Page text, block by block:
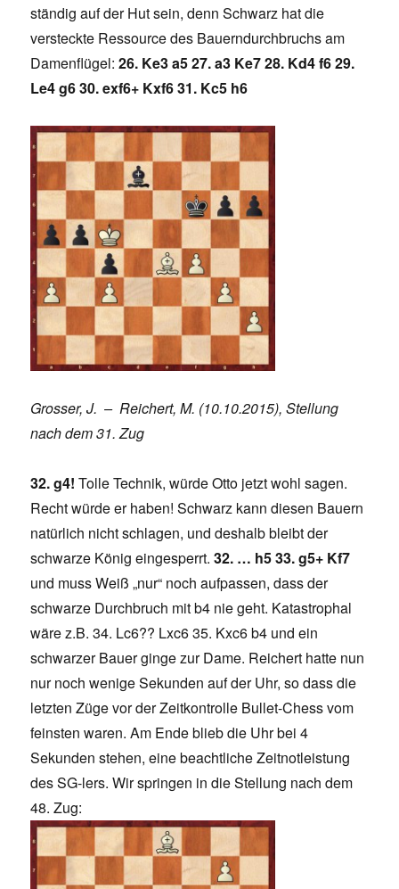
ständig auf der Hut sein, denn Schwarz hat die
versteckte Ressource des Bauerndurchbruchs am
Damenflügel:26. Ke3 a5 27. a3 Ke7 28. Kd4 f6 29.
Le4 g6 30. exf6+ Kxf6 31. Kc5 h6
Grosser, J. – Reichert, M. (10.10.2015), Stellung
nach dem 31. Zug
32. g4! Tolle Technik, würde Otto jetzt wohl sagen.
Recht würde er haben! Schwarz kann diesen Bauern
natürlich nicht schlagen, und deshalb bleibt der
schwarze König eingesperrt.32. … h5 33. g5+ Kf7
und muss Weiß „nur“ noch aufpassen, dass der
schwarze Durchbruch mit b4 nie geht. Katastrophal
wäre z.B. 34. Lc6?? Lxc6 35. Kxc6 b4 und ein
schwarzer Bauer ginge zur Dame. Reichert hatte nun
nur noch wenige Sekunden auf der Uhr, so dass die
letzten Züge vor der Zeitkontrolle Bullet-Chess vom
feinsten waren. Am Ende blieb die Uhr bei 4
Sekunden stehen, eine beachtliche Zeitnotleistung
des SG-lers. Wir springen in die Stellung nach dem
48. Zug: